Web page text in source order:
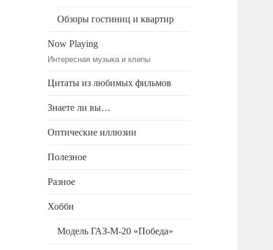
Обзоры гостиниц и квартир
Now Playing
Интересная музыка и клипы
Цитаты из любимых фильмов
Знаете ли вы…
Оптические иллюзии
Полезное
Разное
Хобби
Модель ГАЗ-М-20 «Победа»